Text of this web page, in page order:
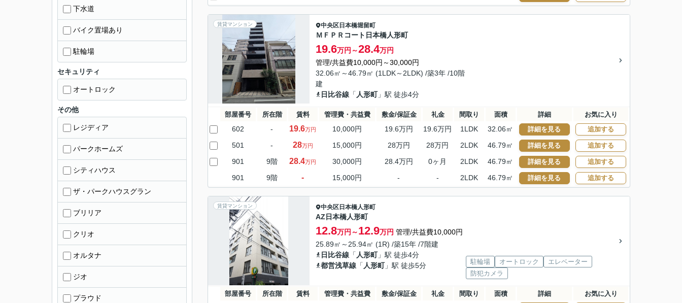
賃貸マンション 中央区 日本橋堀留町
ＭＦＰＲコート日本橋人形町
19.6万円～28.4万円
管理/共益費10,000円～30,000円
32.06㎡～46.79㎡ (1LDK～2LDK) /築3年 /10階
建
日比谷線 「 人形町」駅 徒歩4分
部屋番号 所在階 賃料 管理費・共益費 敷金/保証金 礼金 間取り 面積 詳細 お気に入り
602 - 19.6万円 10,000円 19.6万円 19.6万円 1LDK 32.06㎡ 詳細を見る 追加する
501 - 28万円 15,000円 28万円 28万円 2LDK 46.79㎡ 詳細を見る 追加する
901 9階 28.4万円 30,000円 28.4万円 0ヶ月 2LDK 46.79㎡ 詳細を見る 追加する
901 9階 - 15,000円 - - 2LDK 46.79㎡ 詳細を見る 追加する
賃貸マンション 中央区 日本橋人形町
AZ日本橋人形町
12.8万円～12.9万円 管理/共益費10,000円
25.89㎡～25.94㎡ (1R) /築15年 /7階建
日比谷線 「 人形町」駅 徒歩4分
都営浅草線 「 人形町」駅 徒歩5分 駐輪場 オートロック
エレベーター
防犯カメラ
部屋番号 所在階 賃料 管理費・共益費 敷金/保証金 礼金 間取り 面積 詳細 お気に入り
下水道
バイク置場あり
駐輪場
セキュリティ
オートロック
その他
レジディア
パークホームズ
シティハウス
ザ・パークハウスグラン
ブリリア
クリオ
オルタナ
ジオ
プラウド